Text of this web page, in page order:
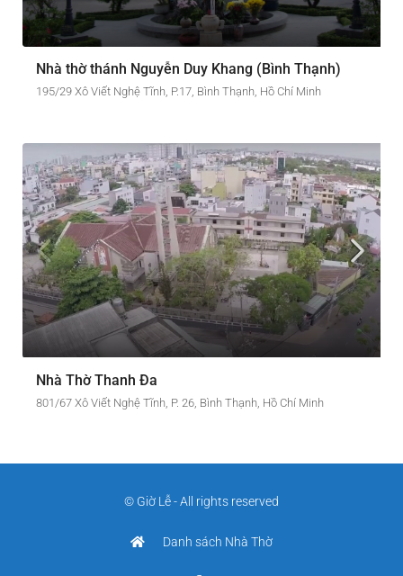
Nhà thờ thánh Nguyễn Duy Khang (Bình Thạnh)
195/29 Xô Viết Nghệ Tĩnh, P.17, Bình Thạnh, Hồ Chí Minh
Nhà Thờ Thanh Đa
801/67 Xô Viết Nghệ Tĩnh, P. 26, Bình Thạnh, Hồ Chí Minh
© Giờ Lễ - All rights reserved
Danh sách Nhà Thờ